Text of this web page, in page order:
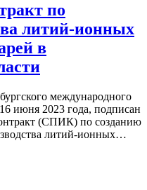
по
литий-ионных
в
международного
июня 2023 года, подписан
(СПИК) по созданию
литий-ионных…